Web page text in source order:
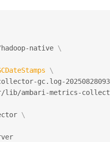
native \
\
gc.log-
lib/ambari-metrics-
\
  org.apache.ambari.metrics.AMSApplicationServer